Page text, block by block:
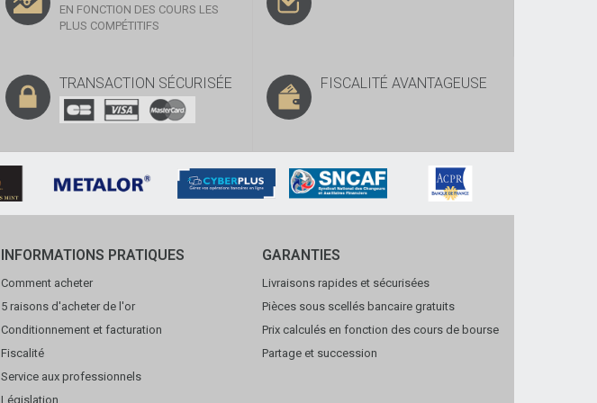
EN FONCTION DES COURS LES
PLUS COMPÉTITIFS
TRANSACTION SÉCURISÉE FISCALITÉ AVANTAGEUSE
INFORMATIONS PRATIQUES
Comment acheter
5 raisons d'acheter de l'or
Conditionnement et facturation
Fiscalité
Service aux professionnels
Législation
GARANTIES
Livraisons rapides et sécurisées
Pièces sous scellés bancaire gratuits
Prix calculés en fonction des cours de bourse
Partage et succession